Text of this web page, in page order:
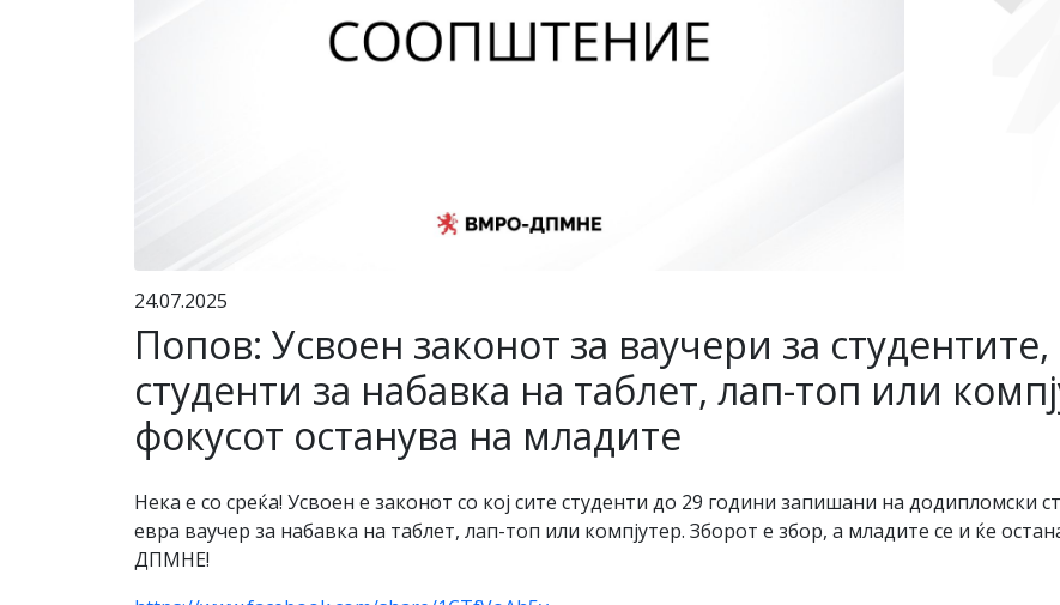
24.07.2025
Попов: Усвоен законот за ваучери за
студенти за набавка на таблет, лап-топ или
фокусот останува на младите
Нека е со среќа! Усвоен е законот со кој сите студенти до 29 години запишани на додипломски
евра ваучер за набавка на таблет, лап-топ или компјутер. Зборот е збор, а младите се и ќе
ДПМНЕ!